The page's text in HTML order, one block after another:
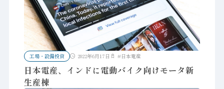
工場・設備投資 2022年6月17日 #日本電産
日本電産、インドに電動バイク向けモータ新
生産棟